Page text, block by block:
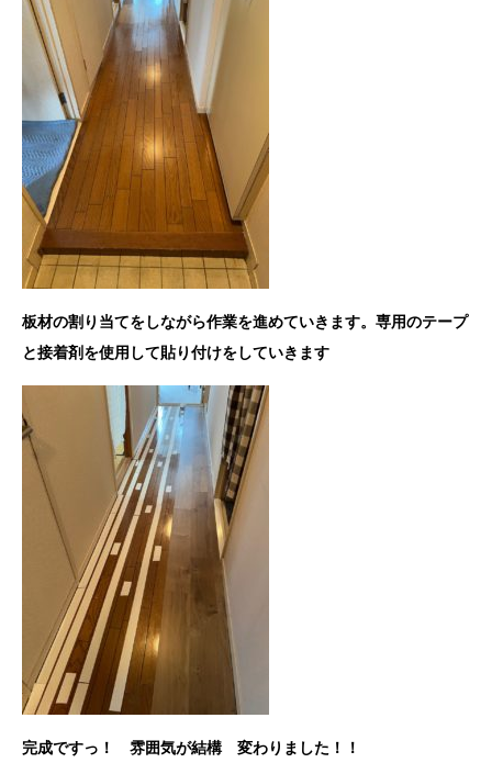
板材の割り当てをしながら作業を進めていきます。専用のテープ
と接着剤を使用して貼り付けをしていきます
完成ですっ！ 雰囲気が結構 変わりました！！